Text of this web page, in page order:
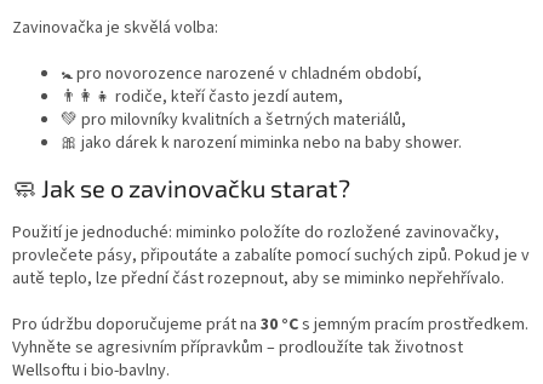
Zavinovačka je skvělá volba:
🚼 pro novorozence narozené v chladném období,
👨‍👩‍👧 rodiče, kteří často jezdí autem,
💚 pro milovníky kvalitních a šetrných materiálů,
🎀 jako dárek k narození miminka nebo na baby shower.
🧼 Jak se o zavinovačku starat?
Použití je jednoduché: miminko položíte do rozložené zavinovačky,
provlečete pásy, připoutáte a zabalíte pomocí suchých zipů. Pokud je v
autě teplo, lze přední část rozepnout, aby se miminko nepřehřívalo.
Pro údržbu doporučujeme prát na 30 °Cs jemným pracím prostředkem.
Vyhněte se agresivním přípravkům – prodloužíte tak životnost
Wellsoftu i bio-bavlny.